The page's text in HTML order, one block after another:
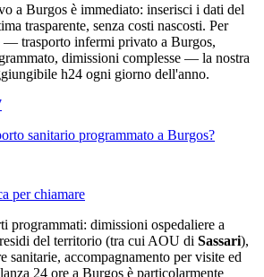
a Burgos è immediato: inserisci i dati del
trasparente, senza costi nascosti. Per
— trasporto infermi privato a Burgos,
dimissioni complesse — la nostra
h24 ogni giorno dell'anno.
sanitario programmato a Burgos?
per chiamare
programmati: dimissioni ospedaliere a
del territorio (tra cui AOU di Sassari),
sanitarie, accompagnamento per visite ed
24 ore a Burgos è particolarmente